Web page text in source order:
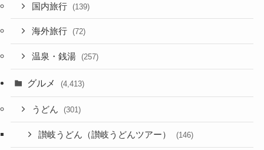
国内旅行 (139)
海外旅行 (72)
温泉・銭湯 (257)
グルメ (4,413)
うどん (301)
讃岐うどん（讃岐うどんツアー） (146)